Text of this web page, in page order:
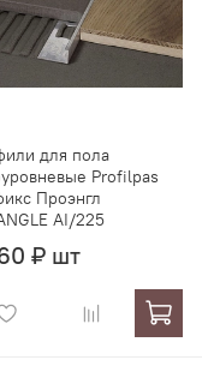
для пола
Profilpas
Проэнгл
AI/225
₽ шт